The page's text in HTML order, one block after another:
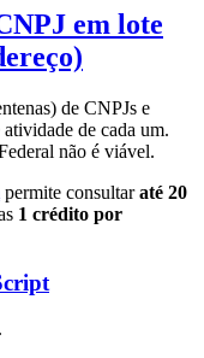
em lote
de CNPJs e
de cada um.
não é viável.
permite consultaraté 20
1 crédito por